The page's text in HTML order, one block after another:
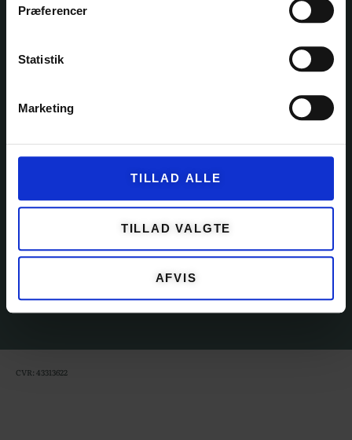
Præferencer
Statistik
Marketing
TILLAD ALLE
TILLAD VALGTE
AFVIS
EVENTS
KUNDESERVICE
HANDELSBETINGELSER
CVR: 43313622